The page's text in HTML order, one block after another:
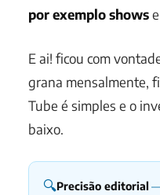
por exemplo showse
E ai! ficou com
grana mensalmente,
Tube é simples e o
baixo.
🔍Precisão editorial —